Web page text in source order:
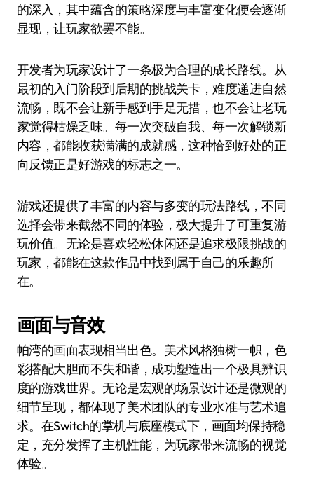
的深入，其中蕴含的策略深度与丰富变化便会逐渐
显现，让玩家欲罢不能。
开发者为玩家设计了一条极为合理的成长路线。从
最初的入门阶段到后期的挑战关卡，难度递进自然
流畅，既不会让新手感到手足无措，也不会让老玩
家觉得枯燥乏味。每一次突破自我、每一次解锁新
内容，都能收获满满的成就感，这种恰到好处的正
向反馈正是好游戏的标志之一。
游戏还提供了丰富的内容与多变的玩法路线，不同
选择会带来截然不同的体验，极大提升了可重复游
玩价值。无论是喜欢轻松休闲还是追求极限挑战的
玩家，都能在这款作品中找到属于自己的乐趣所
在。
画面与音效
帕湾的画面表现相当出色。美术风格独树一帜，色
彩搭配大胆而不失和谐，成功塑造出一个极具辨识
度的游戏世界。无论是宏观的场景设计还是微观的
细节呈现，都体现了美术团队的专业水准与艺术追
求。在Switch的掌机与底座模式下，画面均保持稳
定，充分发挥了主机性能，为玩家带来流畅的视觉
体验。